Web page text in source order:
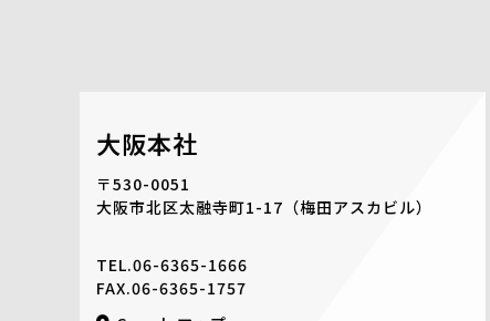
大阪本社
〒530-0051
大阪市北区太融寺町1-17 （梅田アスカビル）
TEL.06-6365-1666
FAX.06-6365-1757